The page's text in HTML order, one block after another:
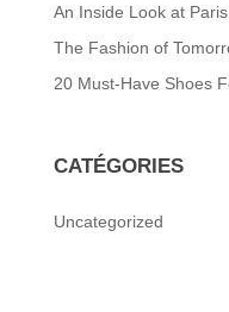
An Inside Look at
The Fashion of
20 Must-Have Shoes
CATÉGORIES
Uncategorized